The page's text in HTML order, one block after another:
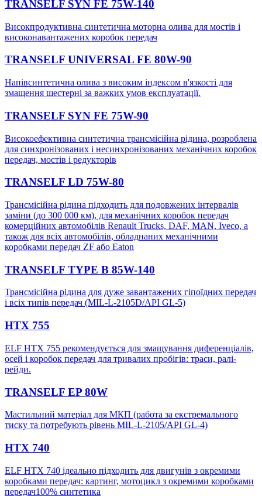
TRANSELF SYN FE 75W-140
Високпродуктивна синтетична моторна олива для мостів і
високонавантажених коробок передач
TRANSELF UNIVERSAL FE 80W-90
Напівсинтетична олива з високим індексом в'язкості для
змащення шестерні за важких умов експлуатації.
TRANSELF SYN FE 75W-90
Високоефективна синтетична трансмісійна рідина, розроблена
для синхронізованих і несинхронізованих механічних коробок
передач, мостів і редукторів
TRANSELF LD 75W-80
Трансмісійна рідина підходить для подовжених інтервалів
заміни (до 300 000 км), для механічних коробок передач
комерційних автомобілів Renault Trucks, DAF, MAN, Iveco, а
також для всіх автомобілів, обладнаних механічними
коробками передач ZF або Eaton
TRANSELF TYPE B 85W-140
Трансмісійна рідина для дуже завантажених гіпоїдних передач
і всіх типів передач (MIL-L-2105D/API GL-5)
HTX 755
ELF HTX 755 рекомендується для змащування диференціалів,
осей і коробок передач для тривалих пробігів: траси, ралі-
рейди.
TRANSELF EP 80W
Мастильний матеріал для МКП (работа за екстремального
тиску та потребують рівень MIL-L-2105/API GL-4)
HTX 740
ELF HTX 740 ідеально підходить для двигунів з окремими
коробками передач: картинг, мотоцикл з окремими коробками
передач100% синтетика